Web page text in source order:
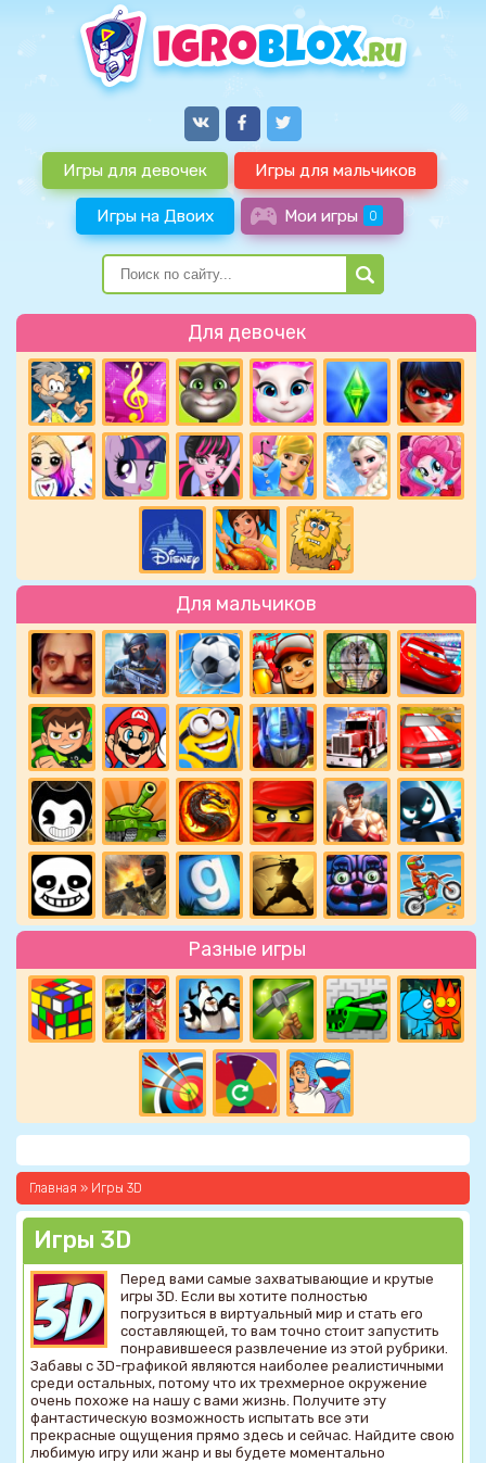
Игры для девочек Игры для мальчиков
Игры на Двоих Мои игры 0
Для девочек
Для мальчиков
Разные игры
Главная » Игры 3D
Игры 3D
Перед вами самые захватывающие и крутые
игры 3D. Если вы хотите полностью
погрузиться в виртуальный мир и стать его
составляющей, то вам точно стоит запустить
понравившееся развлечение из этой рубрики.
Забавы с 3D-графикой являются наиболее реалистичными
среди остальных, потому что их трехмерное окружение
очень похоже на нашу с вами жизнь. Получите эту
фантастическую возможность испытать все эти
прекрасные ощущения прямо здесь и сейчас. Найдите свою
любимую игру или жанр и вы будете моментально